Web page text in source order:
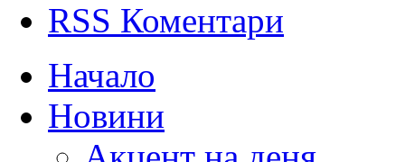
RSS Коментари
Начало
Новини